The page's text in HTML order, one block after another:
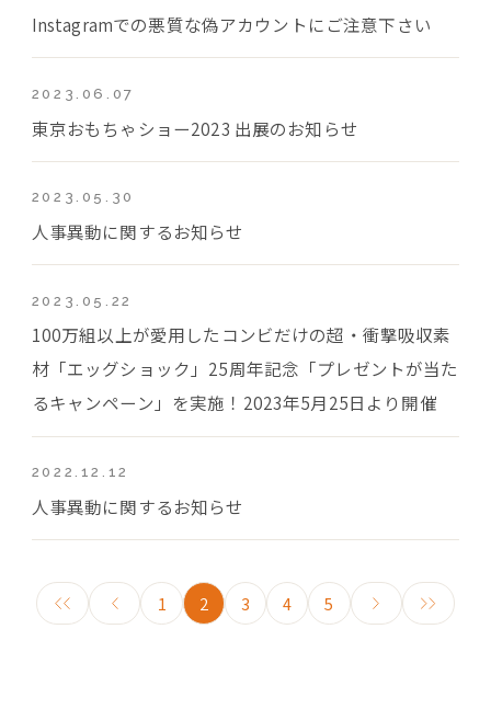
Instagramでの悪質な偽アカウントにご注意下さい
2023.06.07
東京おもちゃショー2023 出展のお知らせ
2023.05.30
人事異動に関するお知らせ
2023.05.22
100万組以上が愛用したコンビだけの超・衝撃吸収素
材「エッグショック」25周年記念「プレゼントが当た
るキャンペーン」を実施！2023年5月25日より開催
2022.12.12
人事異動に関するお知らせ
1 2 3 4 5